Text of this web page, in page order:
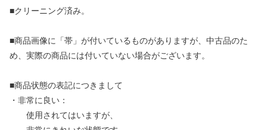
■クリーニング済み。
■商品画像に「帯」が付いているものがありますが、中古品のた
め、実際の商品には付いていない場合がございます。
■商品状態の表記につきまして
・非常に良い：
使用されてはいますが、